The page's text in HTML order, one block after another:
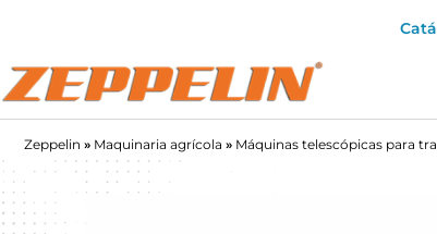
Zeppelin » Maquinaria agrícola » Máquinas telescópicas para